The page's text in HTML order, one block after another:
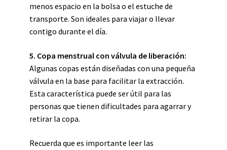
menos espacio en la bolsa o el estuche de
transporte. Son ideales para viajar o llevar
contigo durante el día.
5. Copa menstrual con válvula de liberación:
Algunas copas están diseñadas con una pequeña
válvula en la base para facilitar la extracción.
Esta característica puede ser útil para las
personas que tienen dificultades para agarrar y
retirar la copa.
Recuerda que es importante leer las